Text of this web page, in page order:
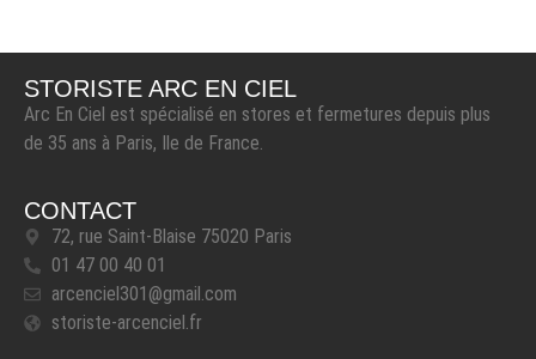
STORISTE ARC EN CIEL
Arc En Ciel est spécialisé en stores et fermetures depuis plus
de 35 ans à Paris, Ile de France.
CONTACT
72, rue Saint-Blaise 75020 Paris
01 47 00 40 01
arcenciel301@gmail.com
storiste-arcenciel.fr